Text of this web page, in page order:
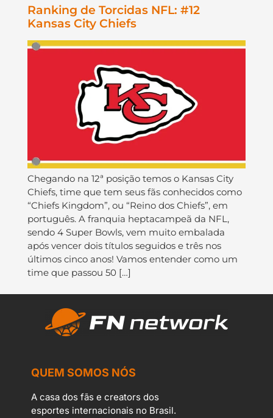
Ranking de Torcidas NFL: #12
Kansas City Chiefs
Chegando na 12ª posição temos o Kansas City
Chiefs, time que tem seus fãs conhecidos como
“Chiefs Kingdom”, ou “Reino dos Chiefs”, em
português. A franquia heptacampeã da NFL,
sendo 4 Super Bowls, vem muito embalada
após vencer dois títulos seguidos e três nos
últimos cinco anos! Vamos entender como um
time que passou 50 […]
QUEM SOMOS NÓS
A casa dos fãs e creators dos
esportes internacionais no Brasil.